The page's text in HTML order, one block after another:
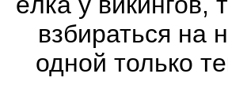
взбираться на
одной только